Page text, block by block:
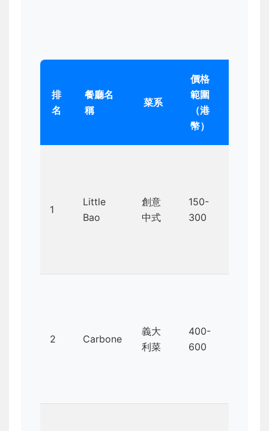
排
名
餐廳名
稱
菜系
價格
範圍
（港
幣）
1
Little
Bao
創意
中式
150-
300
2 Carbone
義大
利菜
400-
600